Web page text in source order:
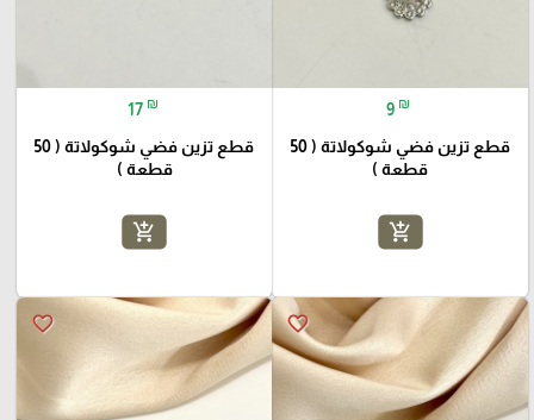
9 ₪
قطع تزين فضي شوكولاتة ( 50
قطعة )
add_shopping_cart
17 ₪
قطع تزين فضي شوكولاتة ( 50
قطعة )
add_shopping_cart
favorite_border
favorite_border